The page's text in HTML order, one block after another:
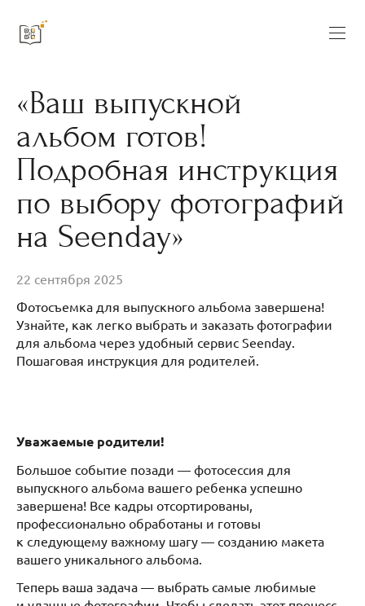
«Ваш выпускной
альбом готов!
Подробная инструкция
по выбору фотографий
на Seenday»
22 сентября 2025
Фотосъемка для выпускного альбома завершена!
Узнайте, как легко выбрать и заказать фотографии
для альбома через удобный сервис Seenday.
Пошаговая инструкция для родителей.
Уважаемые родители!
Большое событие позади — фотосессия для
выпускного альбома вашего ребенка успешно
завершена! Все кадры отсортированы,
профессионально обработаны и готовы
к следующему важному шагу — созданию макета
вашего уникального альбома.
Теперь ваша задача — выбрать самые любимые